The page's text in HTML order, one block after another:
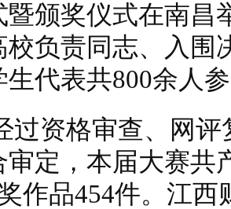
暨颁奖仪式在南昌
校负责同志、入围
代表共800余人
过资格审查、网
审定，本届大赛共
作品454件。江